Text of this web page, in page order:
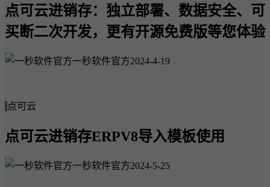
点可云进销存：独立部署、数据安全、可
买断二次开发，更有开源免费版等您体验
一秒软件官方2024-4-19
点可云
点可云进销存ERPV8导入模板使用
一秒软件官方2024-5-25